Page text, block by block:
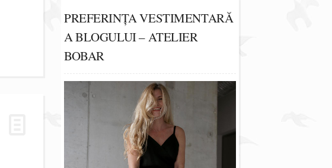
PREFERINȚA VESTIMENTARĂ
A BLOGULUI – ATELIER
BOBAR